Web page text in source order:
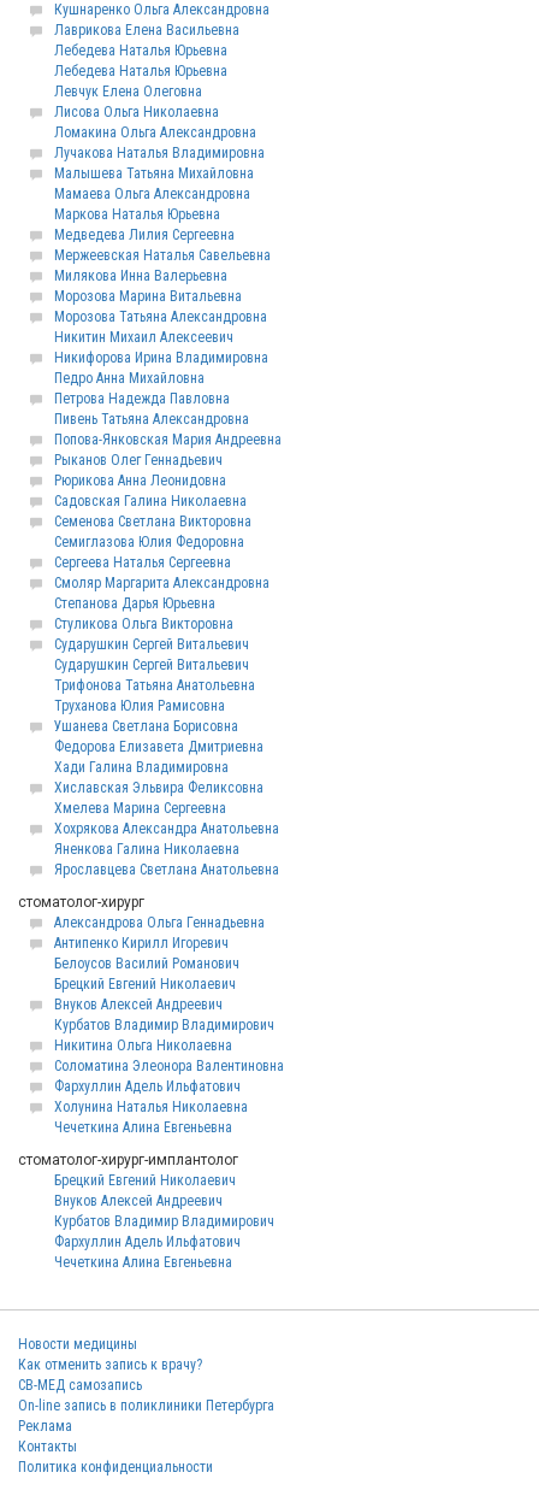
Кушнаренко Ольга Александровна
Лаврикова Елена Васильевна
Лебедева Наталья Юрьевна
Лебедева Наталья Юрьевна
Левчук Елена Олеговна
Лисова Ольга Николаевна
Ломакина Ольга Александровна
Лучакова Наталья Владимировна
Малышева Татьяна Михайловна
Мамаева Ольга Александровна
Маркова Наталья Юрьевна
Медведева Лилия Сергеевна
Мержеевская Наталья Савельевна
Милякова Инна Валерьевна
Морозова Марина Витальевна
Морозова Татьяна Александровна
Никитин Михаил Алексеевич
Никифорова Ирина Владимировна
Педро Анна Михайловна
Петрова Надежда Павловна
Пивень Татьяна Александровна
Попова-Янковская Мария Андреевна
Рыканов Олег Геннадьевич
Рюрикова Анна Леонидовна
Садовская Галина Николаевна
Семенова Светлана Викторовна
Семиглазова Юлия Федоровна
Сергеева Наталья Сергеевна
Смоляр Маргарита Александровна
Степанова Дарья Юрьевна
Стуликова Ольга Викторовна
Сударушкин Сергей Витальевич
Сударушкин Сергей Витальевич
Трифонова Татьяна Анатольевна
Труханова Юлия Рамисовна
Ушанева Светлана Борисовна
Федорова Елизавета Дмитриевна
Хади Галина Владимировна
Хиславская Эльвира Феликсовна
Хмелева Марина Сергеевна
Хохрякова Александра Анатольевна
Яненкова Галина Николаевна
Ярославцева Светлана Анатольевна
стоматолог-хирург
Александрова Ольга Геннадьевна
Антипенко Кирилл Игоревич
Белоусов Василий Романович
Брецкий Евгений Николаевич
Внуков Алексей Андреевич
Курбатов Владимир Владимирович
Никитина Ольга Николаевна
Соломатина Элеонора Валентиновна
Фархуллин Адель Ильфатович
Холунина Наталья Николаевна
Чечеткина Алина Евгеньевна
стоматолог-хирург-имплантолог
Брецкий Евгений Николаевич
Внуков Алексей Андреевич
Курбатов Владимир Владимирович
Фархуллин Адель Ильфатович
Чечеткина Алина Евгеньевна
Новости медицины
Как отменить запись к врачу?
СВ-МЕД самозапись
On-line запись в поликлиники Петербурга
Реклама
Контакты
Политика конфиденциальности